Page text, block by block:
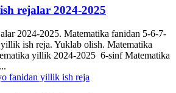
rejalar 2024-2025
2024-2025. Matematika fanidan 5-6-7-
ish reja. Yuklab olish. Matematika
yillik 2024-2025 6-sinf Matematika